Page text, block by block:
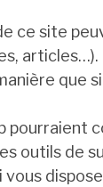
ce site
que
pourraient
outils de
vous